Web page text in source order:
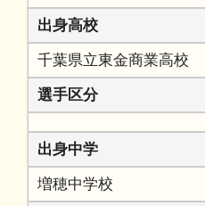
出身高校
千葉県立東金商業高校
選手区分
出身中学
増穂中学校